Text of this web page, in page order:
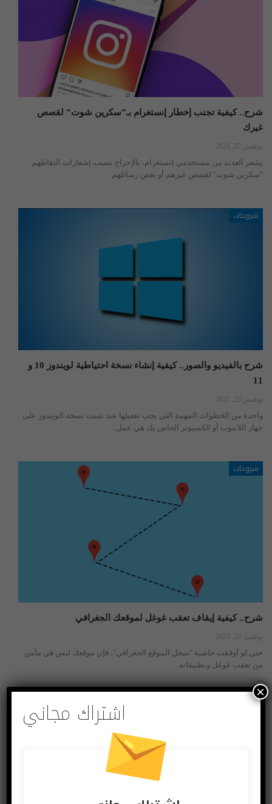
شرح.. كيفية تجنب إخطار إنستغرام بـ”سكرين شوت” لقصص
غيرك
نوفمبر 27, 2021
يشعر العديد من مستخدمي إنستغرام، بالإحراج بسبب إشعارات التقاطهم
"سكرين شوت" لقصص غيرهم أو بعض رسائلهم.
شروحات
شرح بالفيديو والصور.. كيفية إنشاء نسخة احتياطية لويندوز 10 و
11
نوفمبر 23, 2021
واحدة من الخطوات المهمة التي يجب تفعيلها عند تثبيت نسخة الويندوز على
جهاز اللابتوب أو الكمبيوتر الخاص بك هي عمل…
شروحات
شرح.. كيفية إيقاف تعقب غوغل لموقعك الجغرافي
نوفمبر 22, 2021
حتى لو أوقفت خاصية "سجل الموقع الجغرافي"، فإن موقعك ليس في مأمن
من تعقب غوغل وتطبيقاته.
شروحات اشتراك مجاني
×